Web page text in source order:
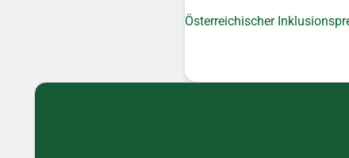
Österreichischer
Sidebar